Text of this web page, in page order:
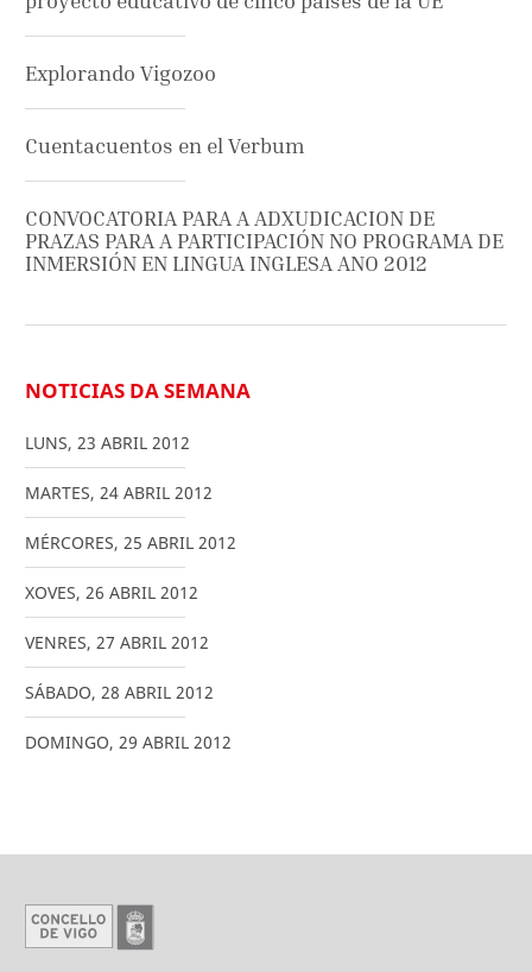
Explorando Vigozoo
Cuentacuentos en el Verbum
CONVOCATORIA PARA A ADXUDICACION DE
PRAZAS PARA A PARTICIPACIÓN NO PROGRAMA DE
INMERSIÓN EN LINGUA INGLESA ANO 2012
NOTICIAS DA SEMANA
LUNS, 23 ABRIL 2012
MARTES, 24 ABRIL 2012
MÉRCORES, 25 ABRIL 2012
XOVES, 26 ABRIL 2012
VENRES, 27 ABRIL 2012
SÁBADO, 28 ABRIL 2012
DOMINGO, 29 ABRIL 2012